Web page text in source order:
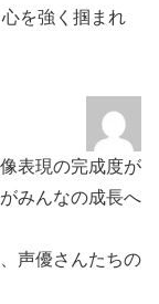
を強く掴まれ
表現の完成度が
みんなの成長へ
声優さんたちの